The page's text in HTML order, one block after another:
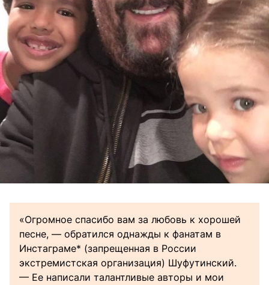
«Огромное спасибо вам за любовь к хорошей
песне, — обратился однажды к фанатам в
Инстаграме* (запрещенная в России
экстремистская организация) Шуфутинский.
— Ее написали талантливые авторы и мои